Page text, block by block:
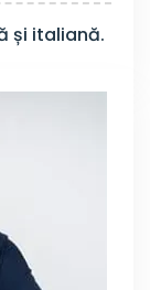
și italiană.